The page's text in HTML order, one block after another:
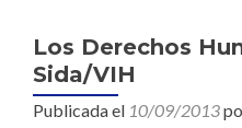
Los Derechos
Sida/VIH
Publicada el 10/09/2013